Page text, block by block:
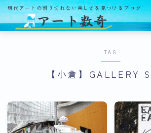
現代アートの割り切れない楽しさを見つけるブログ
ギャラリー
百貨店
TAG
【小倉】GALLERY